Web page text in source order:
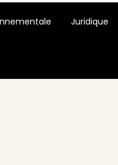
Juridique